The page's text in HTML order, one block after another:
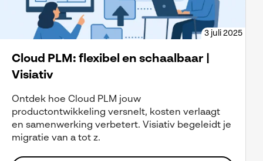
3 juli 2025
Cloud PLM: flexibel en schaalbaar |
Visiativ
Ontdek hoe Cloud PLM jouw
productontwikkeling versnelt, kosten verlaagt
en samenwerking verbetert. Visiativ begeleidt je
migratie van a tot z.